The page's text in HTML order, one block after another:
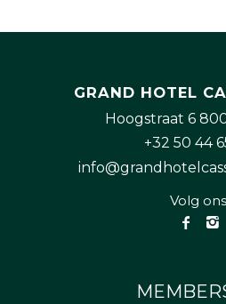
GRAND HOTEL
Hoogstraat 6
+32 50 44
Volg